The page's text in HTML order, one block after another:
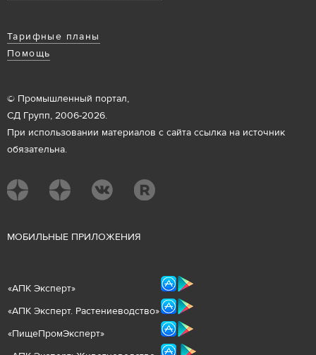
Тарифные планы
Помощь
© Промышленный портал,
СД Групп, 2006-2026.
При использовании материалов с сайта ссылка на источник
обязательна.
МОБИЛЬНЫЕ ПРИЛОЖЕНИЯ
«АПК Эксперт»
«АПК Эксперт. Растениеводство»
«ПищеПромЭксперт»